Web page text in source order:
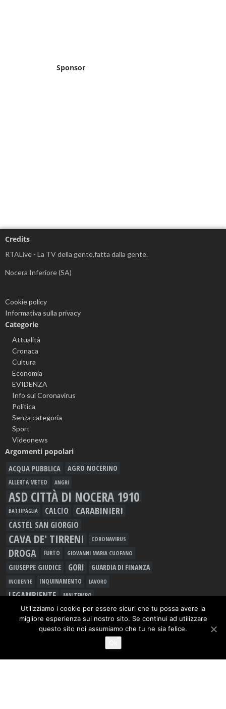
Sponsor
Credits
RTALive - La TV della gente,fatta dalla gente.
Nocera Inferiore (SA)
Cookie policy
Informativa sulla privacy
Categorie
Attualità
Cronaca
Cultura
Economia
EVIDENZA
Info sul Coronavirus
Politica
Senza categoria
Sport
Videonews
Argomenti popolari
ACQUA PUBBLICA AGRO NOCERINO
ALLERTA METEO ANGRI
ASD CITTÀ DI NOCERA 1910
BATTIPAGLIA CALCIO CARABINIERI
CASTEL SAN GIORGIO
CAVA DE' TIRRENI CORONAVIRUS
DROGA FURTO GIOVANNI MARIA CUOFANO
GIUSEPPE GIUDICE GORI GUARDIA DI FINANZA
INCIDENTE INQUINAMENTO LAVORO
LEGAMBIENTE MALTEMPO
MANLIO TORQUATO METEO
MOVIMENTO 5 STELLE MUSICA
NOCERA INFERIORE
NOCERINA
Utilizziamo i cookie per essere sicuri che tu possa avere la
migliore esperienza sul nostro sito. Se continui ad utilizzare
questo sito noi assumiamo che tu ne sia felice.